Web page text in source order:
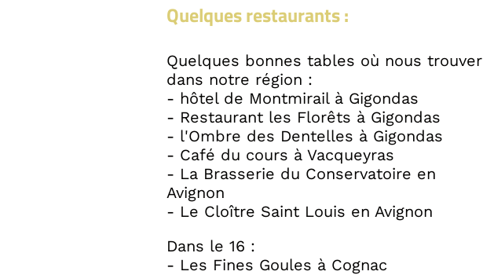
Quelques restaurants :
Quelques bonnes tables où nous trouver
dans notre région :
- hôtel de Montmirail à Gigondas
- Restaurant les Florêts à Gigondas
- l'Ombre des Dentelles à Gigondas
- Café du cours à Vacqueyras
- La Brasserie du Conservatoire en
Avignon
- Le Cloître Saint Louis en Avignon
Dans le 16 :
- Les Fines Goules à Cognac